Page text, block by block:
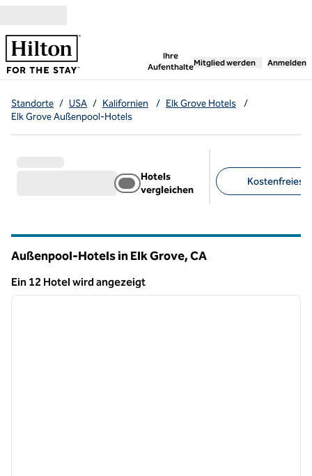
Ihre
Aufenthalte
,öffnet neue
Mitglied werden Anmelden
Standorte / USA / Kalifornien / Elk Grove Hotels
/
Elk Grove Außenpool-Hotels
Hotels
vergleichen
Kostenfreies
Außenpool-Hotels in Elk Grove,CA
Ein 12 Hotel wird angezeigt
Ein 12 Hotel wird angezeigt
1 von 12